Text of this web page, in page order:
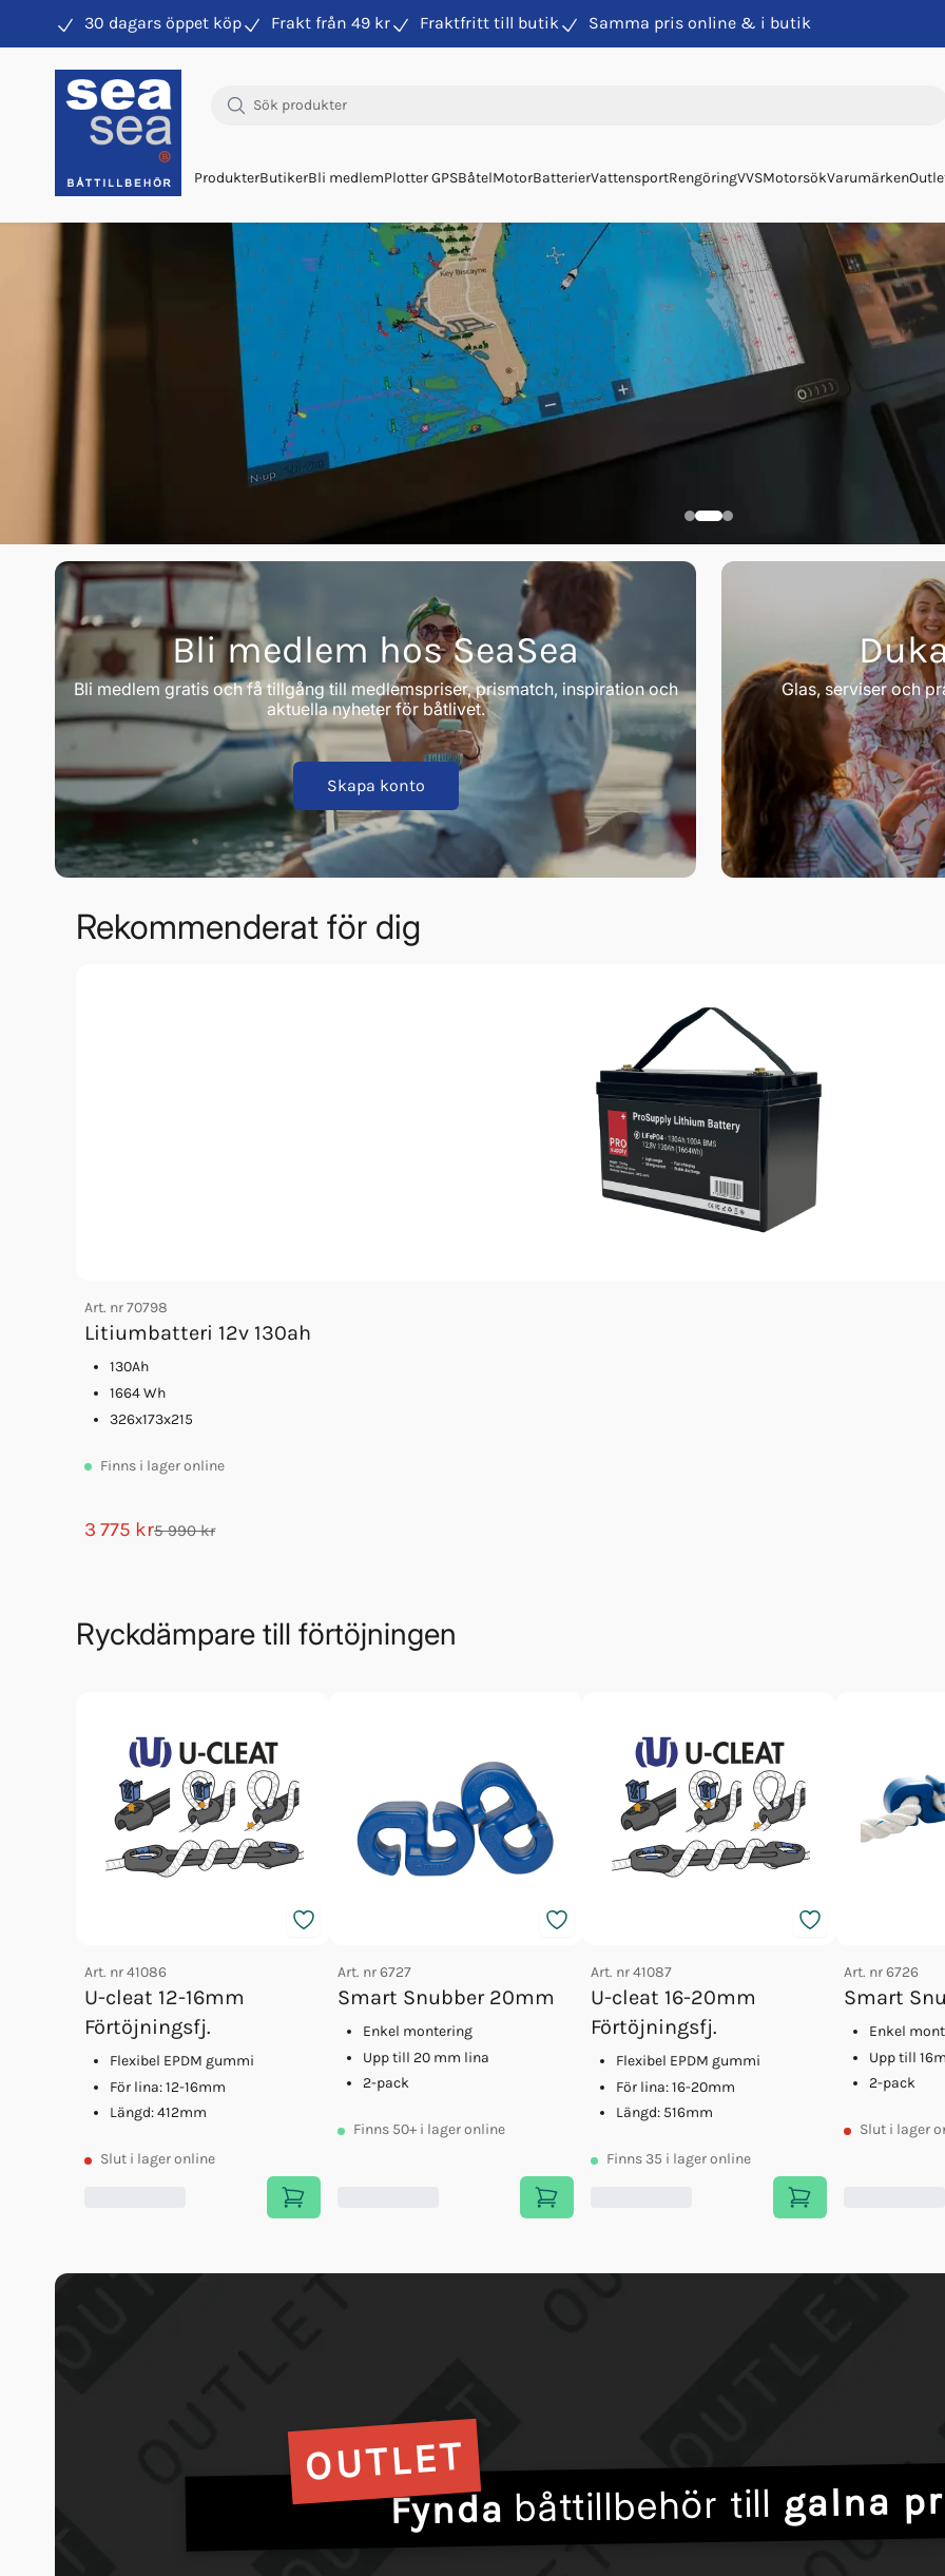
30 dagars öppet köp Frakt från 49 kr Fraktfritt till butik Samma pris online & i butik
ProdukterButikerBli medlemPlotter GPSBåtelMotorBatterierVattensportRengöringVVSMotorsökVarumärken
RAYMARINE
Superpriserpå
Raymarine
plottrar
Se vårt utbud av Raymarine plottrar och hitta rätt modell
Bli medlem hos SeaSea
Bli medlem gratis och få tillgång till medlemspriser, prismatch, inspiration och
aktuella nyheter för båtlivet.
Skapa konto
Glas, serviser och
Rekommenderat för dig
Art. nr70798
Litiumbatteri 12v 130ah
130Ah
1664 Wh
326x173x215
Finns i lager online
3 775 kr5 990 kr
Ryckdämpare till förtöjningen
Art. nr41086
U-cleat 12-16mm
Förtöjningsfj.
Flexibel EPDM gummi
För lina: 12-16mm
Längd: 412mm
Slut i lager online
Art. nr6727
Smart Snubber 20mm
Enkel montering
Upp till 20 mm lina
2-pack
Finns 50+ i lager online
Art. nr41087
U-cleat 16-20mm
Förtöjningsfj.
Flexibel EPDM gummi
För lina: 16-20mm
Längd: 516mm
Finns 35 i lager online
Art. nr6726
Smart
Enkel
Upp till
2-pack
Slut i lager
OUTLET
Fynda båttillbehör till galna